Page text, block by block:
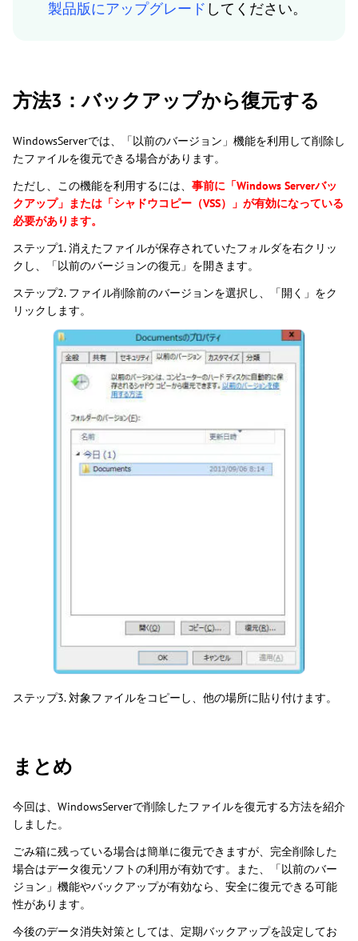
製品版にアップグレード してください。
方法3：バックアップから復元する
WindowsServerでは、「以前のバージョン」機能を利用して削除し
たファイルを復元できる場合があります。
ただし、この機能を利用するには、 事前に「Windows Serverバッ
クアップ」または「シャドウコピー（VSS）」が有効になっている
必要があります。
ステップ1. 消えたファイルが保存されていたフォルダを右クリッ
クし、「以前のバージョンの復元」を開きます。
ステップ2. ファイル削除前のバージョンを選択し、「開く」をク
リックします。
ステップ3. 対象ファイルをコピーし、他の場所に貼り付けます。
まとめ
今回は、WindowsServerで削除したファイルを復元する方法を紹介
しました。
ごみ箱に残っている場合は簡単に復元できますが、完全削除した
場合はデータ復元ソフトの利用が有効です。また、「以前のバー
ジョン」機能やバックアップが有効なら、安全に復元できる可能
性があります。
今後のデータ消失対策としては、定期バックアップを設定してお